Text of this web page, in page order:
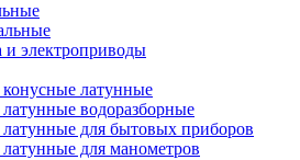
и электроприводы
латунные
водоразборные
для бытовых приборов
для манометров